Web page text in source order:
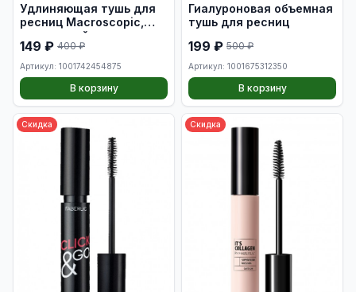
Удлиняющая тушь для
ресниц Macroscopic,
тон черный
149 ₽ 400 ₽
Артикул: 1001742454875
В корзину
Гиалуроновая объемная
тушь для ресниц
199 ₽ 500 ₽
Артикул: 1001675312350
В корзину
Скидка Скидка